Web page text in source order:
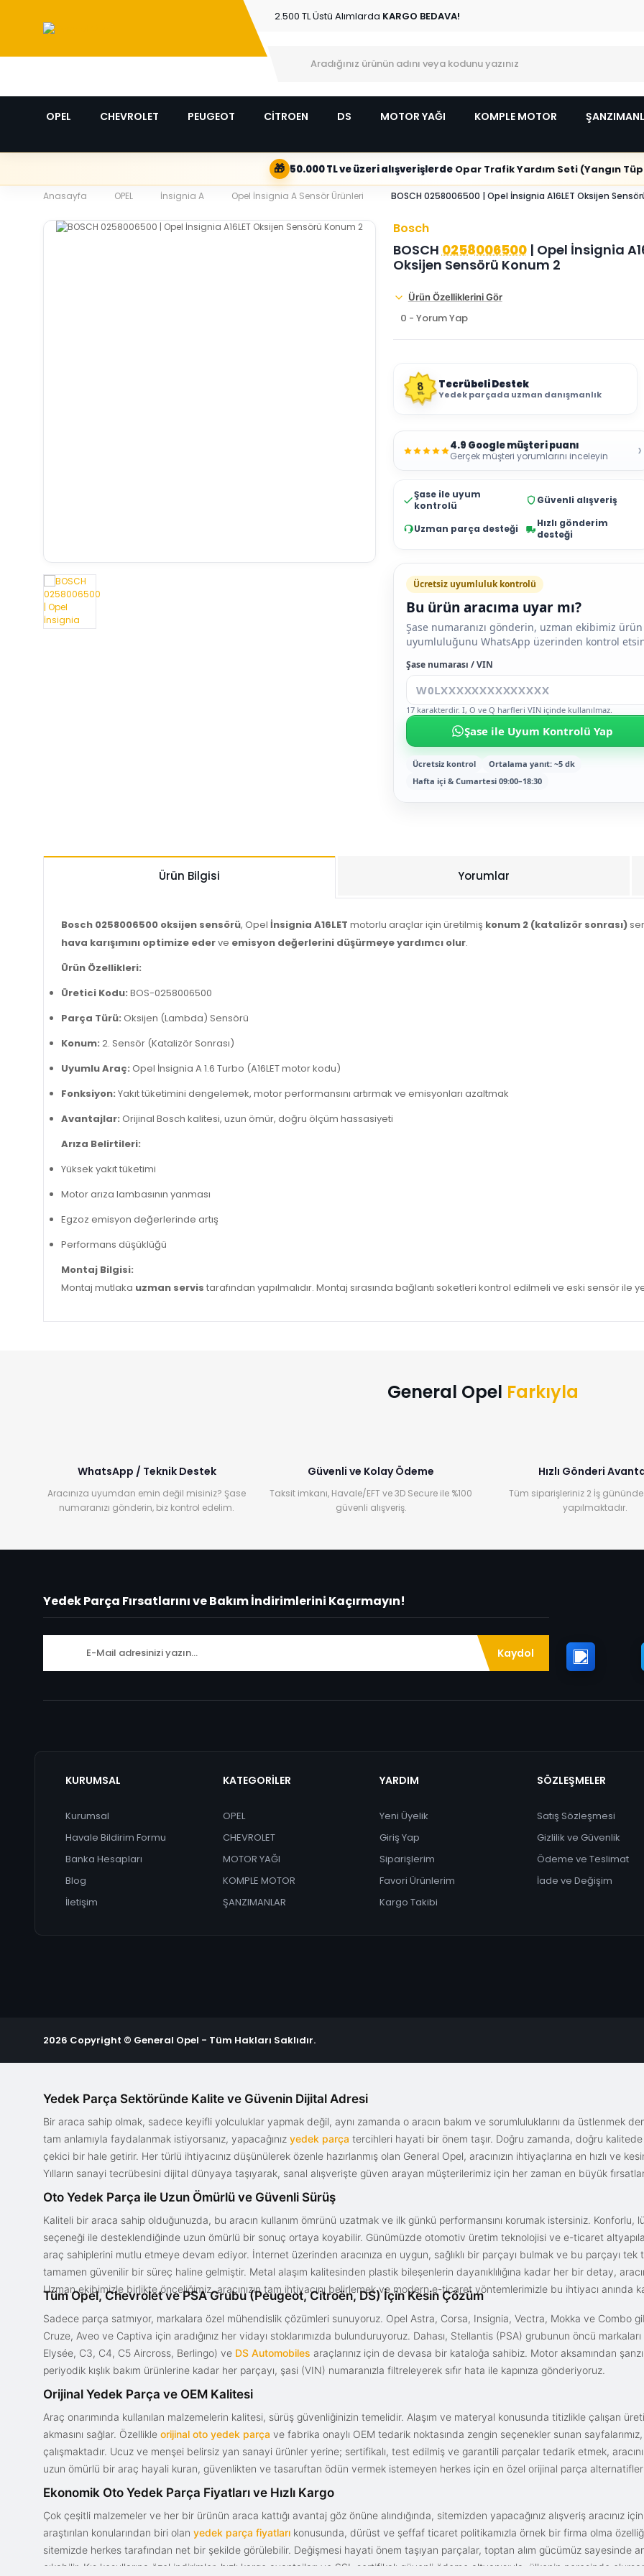
2.500 TL Üstü Alımlarda KARGO BEDAVA!
OPEL CHEVROLET PEUGEOT CİTROEN DS MOTOR YAĞI KOMPLE MOTOR
🎁 50.000 TL ve üzeri alışverişlerdeOpar Trafik Yardım Seti (Yangın
Anasayfa OPEL İnsignia A Opel İnsignia A Sensör Ürünleri BOSCH 0258006500 | Opel İnsignia A16LET Oksijen
Bosch
BOSCH0258006500| Opel İnsignia
Oksijen Sensörü Konum 2
Ürün Özelliklerini Gör
0 - Yorum Yap
8
YIL
Tecrübeli Destek
Yedek parçada uzman danışmanlık
4.9 Google müşteri puanı
Gerçek müşteri yorumlarını inceleyin ›
Şase ile uyum
kontrolü
Güvenli alışveriş
Uzman parça desteği
Hızlı gönderim
desteği
Ücretsiz uyumluluk kontrolü
Bu ürün aracıma uyar mı?
Şase numaranızı gönderin, uzman ekibimiz ürün
uyumluluğunu WhatsApp üzerinden kontrol
Şase numarası / VIN
17 karakterdir. I, O ve Q harfleri VIN içinde kullanılmaz.
Şase ile Uyum Kontrolü Yap
Ücretsiz kontrol
Ortalama yanıt: ~5 dk
Hafta içi & Cumartesi 09:00–18:30
Ürün Bilgisi Yorumlar
Bosch 0258006500 oksijen sensörü, Opel İnsignia A16LET motorlu araçlar için üretilmiş konum 2 (katalizör sonrası)
hava karışımını optimize ederve emisyon değerlerini düşürmeye yardımcı olur.
Ürün Özellikleri:
Üretici Kodu: BOS-0258006500
Parça Türü: Oksijen (Lambda) Sensörü
Konum: 2. Sensör (Katalizör Sonrası)
Uyumlu Araç: Opel İnsignia A 1.6 Turbo (A16LET motor kodu)
Fonksiyon: Yakıt tüketimini dengelemek, motor performansını artırmak ve emisyonları azaltmak
Avantajlar: Orijinal Bosch kalitesi, uzun ömür, doğru ölçüm hassasiyeti
Arıza Belirtileri:
Yüksek yakıt tüketimi
Motor arıza lambasının yanması
Egzoz emisyon değerlerinde artış
Performans düşüklüğü
Montaj Bilgisi:
Montaj mutlaka uzman servis tarafından yapılmalıdır. Montaj sırasında bağlantı soketleri kontrol edilmeli ve eski sensör
General Opel Farkıyla
WhatsApp / Teknik Destek
Aracınıza uyumdan emin değil misiniz? Şase
numaranızı gönderin, biz kontrol edelim.
Güvenli ve Kolay Ödeme
Taksit imkanı, Havale/EFT ve 3D Secure ile %100
güvenli alışveriş.
Hızlı Gönderi
Tüm siparişleriniz 2 İş
yapılmaktadır.
Yedek Parça Fırsatlarını ve Bakım İndirimlerini Kaçırmayın!
Kaydol
KURUMSAL
Kurumsal
Havale Bildirim Formu
Banka Hesapları
Blog
İletişim
KATEGORİLER
OPEL
CHEVROLET
MOTOR YAĞI
KOMPLE MOTOR
ŞANZIMANLAR
YARDIM
Yeni Üyelik
Giriş Yap
Siparişlerim
Favori Ürünlerim
Kargo Takibi
SÖZLEŞMELER
Satış Sözleşmesi
Gizlilik ve Güvenlik
Ödeme ve Teslimat
İade ve Değişim
2026 Copyright © General Opel - Tüm Hakları Saklıdır.
Yedek Parça Sektöründe Kalite ve Güvenin Dijital Adresi
Bir araca sahip olmak, sadece keyifli yolculuklar yapmak değil, aynı zamanda o aracın bakım ve sorumluluklarını da üstlenmek
tam anlamıyla faydalanmak istiyorsanız, yapacağınız yedek parça tercihleri hayati bir önem taşır. Doğru zamanda, doğru
çekici bir hale getirir. Her türlü ihtiyacınız düşünülerek özenle hazırlanmış olan General Opel, aracınızın ihtiyaçlarına en hızlı ve
Yılların sanayi tecrübesini dijital dünyaya taşıyarak, sanal alışverişte güven arayan müşterilerimiz için her zaman en büyük
Oto Yedek Parça ile Uzun Ömürlü ve Güvenli Sürüş
Kaliteli bir araca sahip olduğunuzda, bu aracın kullanım ömrünü uzatmak ve ilk günkü performansını korumak istersiniz. Konforlu,
seçeneği ile desteklendiğinde uzun ömürlü bir sonuç ortaya koyabilir. Günümüzde otomotiv üretim teknolojisi ve e-ticaret
araç sahiplerini mutlu etmeye devam ediyor. İnternet üzerinden aracınıza en uygun, sağlıklı bir parçayı bulmak ve bu parçayı tek
tamamen güvenilir bir süreç haline gelmiştir. Metal alaşım kalitesinden plastik bileşenlerin dayanıklılığına kadar her bir detay,
Uzman ekibimizle birlikte önceliğimiz, aracınızın tam ihtiyacını belirlemek ve modern e-ticaret yöntemlerimizle bu ihtiyacı anında
Tüm Opel, Chevrolet ve PSA Grubu (Peugeot, Citroën, DS) İçin Kesin Çözüm
Sadece parça satmıyor, markalara özel mühendislik çözümleri sunuyoruz. Opel Astra, Corsa, Insignia, Vectra, Mokka ve Combo
Cruze, Aveo ve Captiva için aradığınız her vidayı stoklarımızda bulunduruyoruz. Dahası, Stellantis (PSA) grubunun öncü markaları
Elysée, C3, C4, C5 Aircross, Berlingo) ve DS Automobiles araçlarınız için de devasa bir kataloğa sahibiz. Motor aksamından
periyodik kışlık bakım ürünlerine kadar her parçayı, şasi (VIN) numaranızla filtreleyerek sıfır hata ile kapınıza gönderiyoruz.
Orijinal Yedek Parça ve OEM Kalitesi
Araç onarımında kullanılan malzemelerin kalitesi, sürüş güvenliğinizin temelidir. Alaşım ve materyal konusunda titizlikle çalışan
akmasını sağlar. Özellikle orijinal oto yedek parça ve fabrika onaylı OEM tedarik noktasında zengin seçenekler sunan
çalışmaktadır. Ucuz ve menşei belirsiz yan sanayi ürünler yerine; sertifikalı, test edilmiş ve garantili parçalar tedarik etmek,
uzun ömürlü bir araç hayali kuran, güvenlikten ve tasaruftan ödün vermek istemeyen herkes için en özel orijinal parça
Ekonomik Oto Yedek Parça Fiyatları ve Hızlı Kargo
Çok çeşitli malzemeler ve her bir ürünün araca kattığı avantaj göz önüne alındığında, sitemizden yapacağınız alışveriş aracınız
araştırılan konularından biri olan yedek parça fiyatları konusunda, dürüst ve şeffaf ticaret politikamızla örnek bir firma olma
sitemizde herkes tarafından net bir şekilde görülebilir. Değişmesi hayati önem taşıyan parçalar, toptan alım gücümüz sayesinde
çıkabilir. Kış koşullarına özel indirimler, hızlı kargo avantajları ve SSL sertifikalı güvenli ödeme altyapısıyla; ülkenin neresinde